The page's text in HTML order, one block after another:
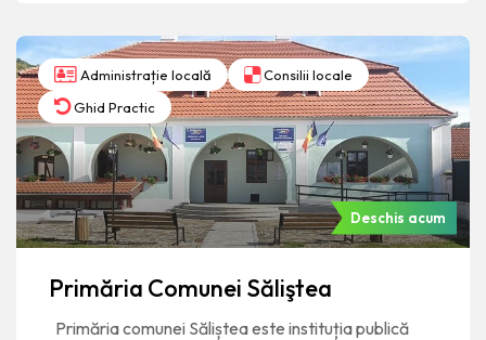
Administrație locală
Consilii locale
Ghid Practic
Deschis acum
Primăria Comunei Săliştea
Primăria comunei Săliștea este instituția publică